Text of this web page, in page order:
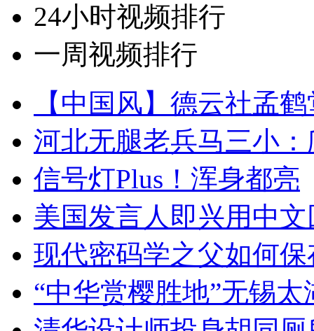
24小时视频排行
一周视频排行
【中国风】德云社孟
河北无腿老兵马三小
信号灯Plus！浑身都亮
美国发言人即兴用中
现代密码学之父如何
“中华赏樱胜地”无锡